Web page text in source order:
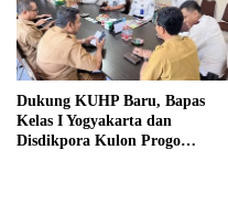
Dukung KUHP Baru, Bapas
Kelas I Yogyakarta dan
Disdikpora Kulon Progo